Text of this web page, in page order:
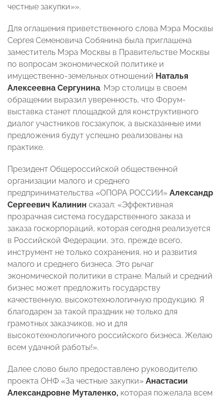
честные закупки»».
Для оглашения приветственного слова Мэра Москвы
Сергея Семеновича Собянина была приглашена
заместитель Мэра Москвы в Правительстве Москвы
по вопросам экономической политике и
имущественно-земельных отношений Наталья
Алексеевна Сергунина. Мэр столицы в своем
обращении выразил уверенность, что Форум-
выставка станет площадкой для конструктивного
диалог участников госзакупок, а высказанные ими
предложения будут успешно реализованы на
практике.
Президент Общероссийской общественной
организации малого и среднего
предпринимательства «ОПОРА РОССИИ» Александр
Сергеевич Калинин сказал: «Эффективная
прозрачная система государственного заказа и
заказа госкорпораций, которая сегодня реализуется
в Российской Федерации, это, прежде всего,
инструмент не только сохранения, но и развития
малого и среднего бизнеса. Это рычаг
экономической политики в стране. Малый и средний
бизнес может предложить государству
качественную, высокотехнологичную продукцию. Я
благодарен за такой праздник не только для
грамотных заказчиков, но и для
высокотехнологичного российского бизнеса. Желаю
всем удачной работы!».
Далее слово было предоставлено руководителю
проекта ОНФ «За честные закупки» Анастасии
Александровне Муталенко, которая пожелала всем